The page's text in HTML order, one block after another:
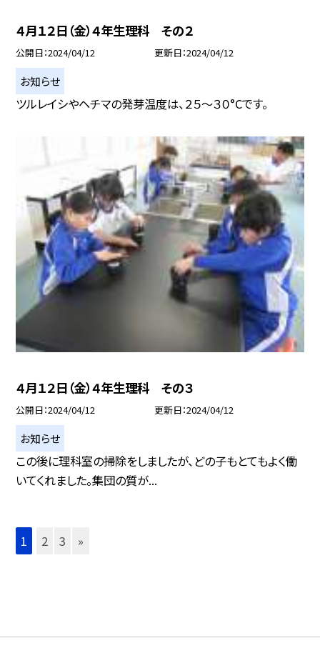
４月１２日（金）４年生理科 その２
公開日 2024/04/12 更新日 2024/04/12
お知らせ
ツルレイシやヘチマの発芽温度は、２５〜３０°Cです。
４月１２日（金）４年生理科 その３
公開日 2024/04/12 更新日 2024/04/12
お知らせ
この後に理科室の掃除をしましたが、どの子もとてもよく働
いてくれました。集団の質が...
1 2 3 »